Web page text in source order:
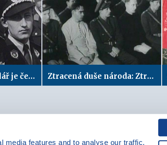
media features and to analyse our traffic.
Ztráta paměti – Žalář je čest, ne ponížení… Ztracená duše národa: Ztráta víry